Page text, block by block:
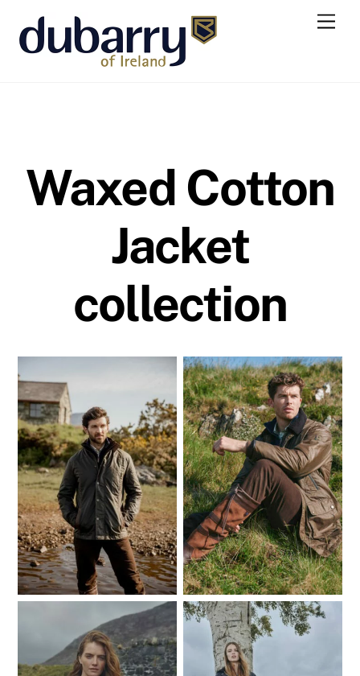
content
Waxed Cotton
Jacket
collection